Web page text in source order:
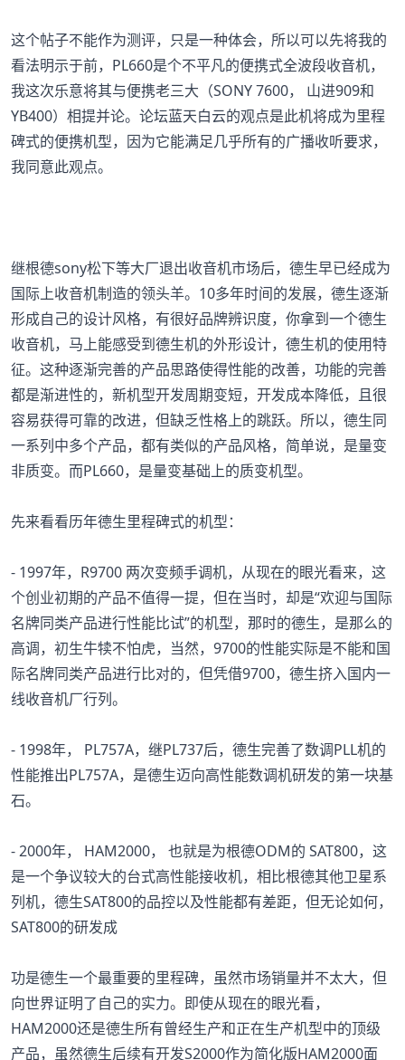
这个帖子不能作为测评，只是一种体会，所以可以先将我的
看法明示于前，PL660是个不平凡的便携式全波段收音机，
我这次乐意将其与便携老三大（SONY 7600， 山进909和
YB400）相提并论。论坛蓝天白云的观点是此机将成为里程
碑式的便携机型，因为它能满足几乎所有的广播收听要求，
我同意此观点。
继根德sony松下等大厂退出收音机市场后，德生早已经成为
国际上收音机制造的领头羊。10多年时间的发展，德生逐渐
形成自己的设计风格，有很好品牌辨识度，你拿到一个德生
收音机，马上能感受到德生机的外形设计，德生机的使用特
征。这种逐渐完善的产品思路使得性能的改善，功能的完善
都是渐进性的，新机型开发周期变短，开发成本降低，且很
容易获得可靠的改进，但缺乏性格上的跳跃。所以，德生同
一系列中多个产品，都有类似的产品风格，简单说，是量变
非质变。而PL660，是量变基础上的质变机型。
先来看看历年德生里程碑式的机型：
- 1997年，R9700 两次变频手调机，从现在的眼光看来，这
个创业初期的产品不值得一提，但在当时，却是“欢迎与国际
名牌同类产品进行性能比试”的机型，那时的德生，是那么的
高调，初生牛犊不怕虎，当然，9700的性能实际是不能和国
际名牌同类产品进行比对的，但凭借9700，德生挤入国内一
线收音机厂行列。
- 1998年， PL757A，继PL737后，德生完善了数调PLL机的
性能推出PL757A，是德生迈向高性能数调机研发的第一块基
石。
- 2000年， HAM2000， 也就是为根德ODM的 SAT800，这
是一个争议较大的台式高性能接收机，相比根德其他卫星系
列机，德生SAT800的品控以及性能都有差距，但无论如何，
SAT800的研发成
功是德生一个最重要的里程碑，虽然市场销量并不太大，但
向世界证明了自己的实力。即使从现在的眼光看，
HAM2000还是德生所有曾经生产和正在生产机型中的顶级
产品，虽然德生后续有开发S2000作为简化版HAM2000面